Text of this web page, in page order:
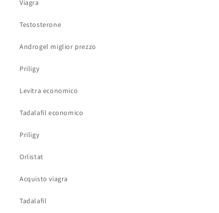
Viagra
Testosterone
Androgel miglior prezzo
Priligy
Levitra economico
Tadalafil economico
Priligy
Orlistat
Acquisto viagra
Tadalafil